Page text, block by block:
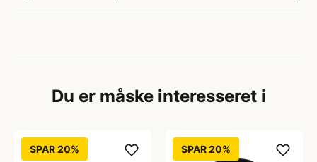
Du er måske interesseret i
SPAR 20% SPAR 20%